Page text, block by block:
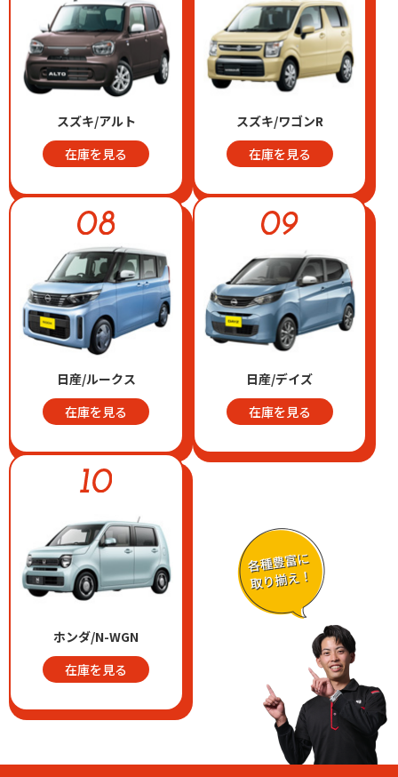
スズキ/アルト
在庫を見る
スズキ/ワゴンR
在庫を見る
日産/ルークス
在庫を見る
日産/デイズ
在庫を見る
ホンダ/N-WGN
在庫を見る